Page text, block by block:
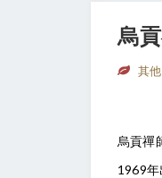
烏
其他
烏貢禪
1969